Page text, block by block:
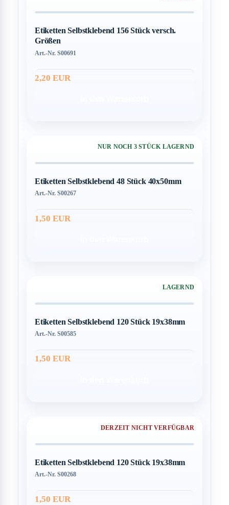
Etiketten Selbstklebend 156 Stück versch.
Größen
Art.-Nr. S00691
2,20 EUR
NUR NOCH 3 STÜCK LAGERND
Etiketten Selbstklebend 48 Stück 40x50mm
Art.-Nr. S00267
1,50 EUR
LAGERND
Etiketten Selbstklebend 120 Stück 19x38mm
Art.-Nr. S00585
1,50 EUR
DERZEIT NICHT VERFÜGBAR
Etiketten Selbstklebend 120 Stück 19x38mm
Art.-Nr. S00268
1,50 EUR